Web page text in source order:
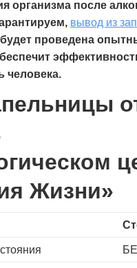
организма после
вывод из
будет проведена
человека.
Жизни»